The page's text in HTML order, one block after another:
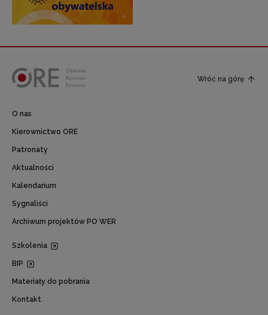
Wróć na górę
O nas
Kierownictwo ORE
Patronaty
Aktualności
Kalendarium
Sygnaliści
Archiwum projektów PO WER
Szkolenia
BIP
Materiały do pobrania
Kontakt